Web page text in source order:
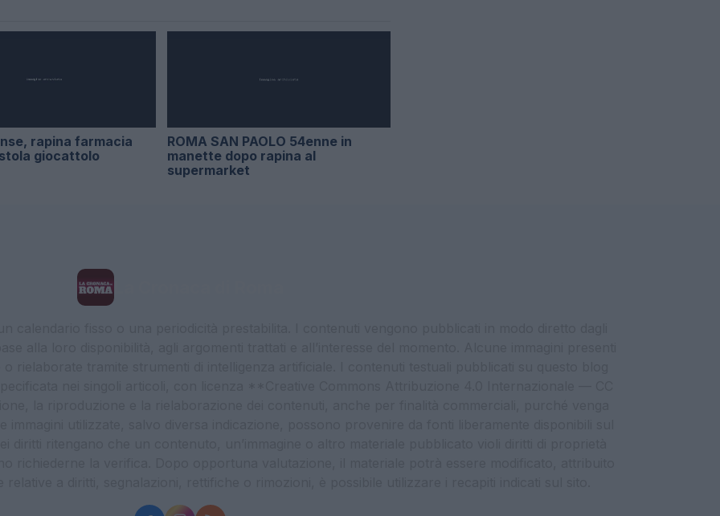
rapina farmacia
giocattolo
ROMA SAN PAOLO 54enne in
manette dopo rapina al
supermarket